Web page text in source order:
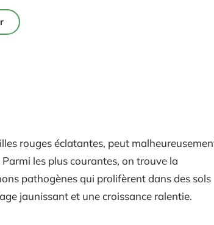
rouges éclatantes, peut
les plus courantes, on trouve la
pathogènes qui prolifèrent dans des sols
jaunissant et une croissance ralentie.